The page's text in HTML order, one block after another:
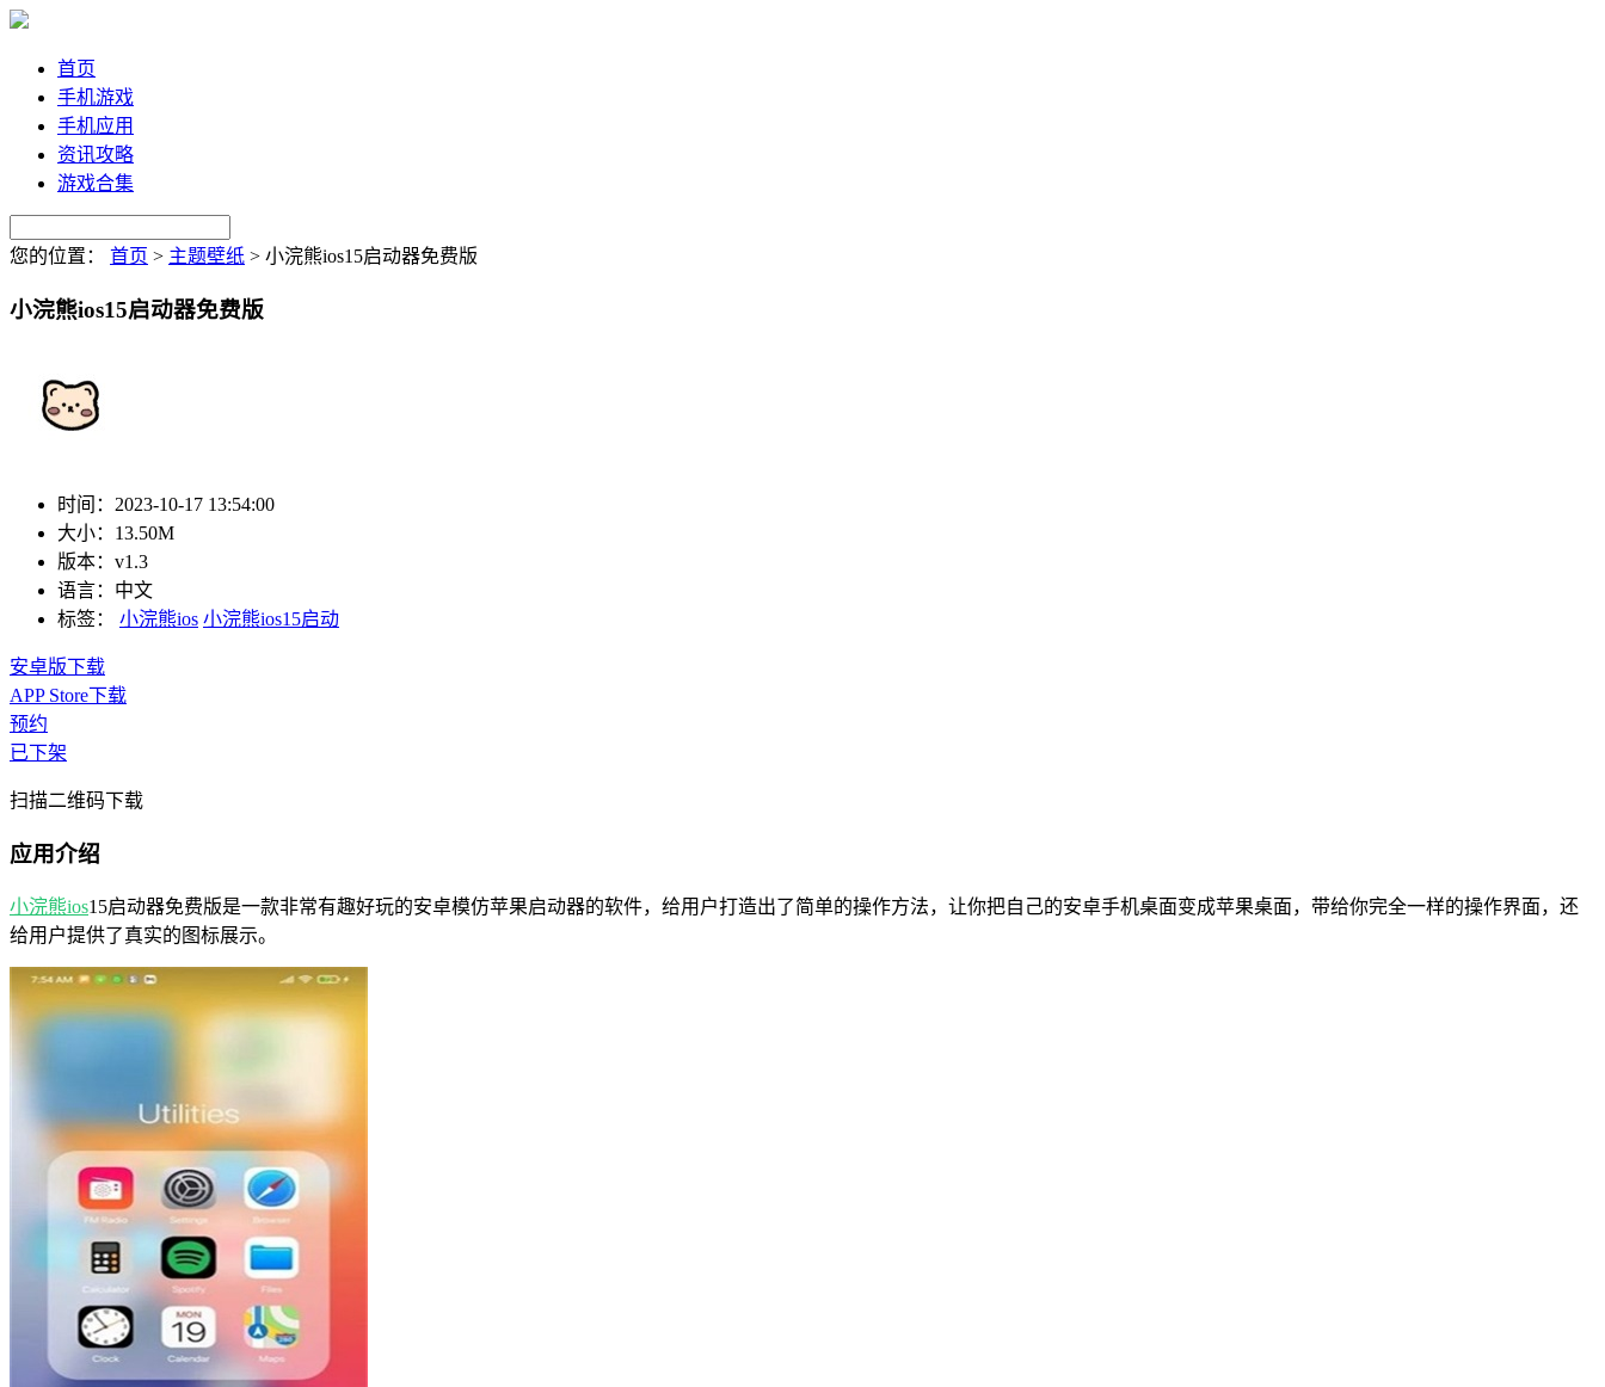
首页
手机游戏
手机应用
资讯攻略
游戏合集
您的位置： 首页 > 主题壁纸 > 小浣熊ios15启动器免费版
小浣熊ios15启动器免费版
时间： 2023-10-17 13:54:00
大小： 13.50M
版本： v1.3
语言： 中文
标签：
小浣熊ios 小浣熊ios15启动
安卓版下载
APP Store下载
预约
已下架
扫描二维码下载
应用介绍
小浣熊ios15启动器免费版是一款非常有趣好玩的安卓模仿苹果启动器的软件，给用户打造出了简单的操作方法，让你把自己的安卓手机桌面变成苹果桌面，带给你完全一样的操作界面，还
给用户提供了真实的图标展示。